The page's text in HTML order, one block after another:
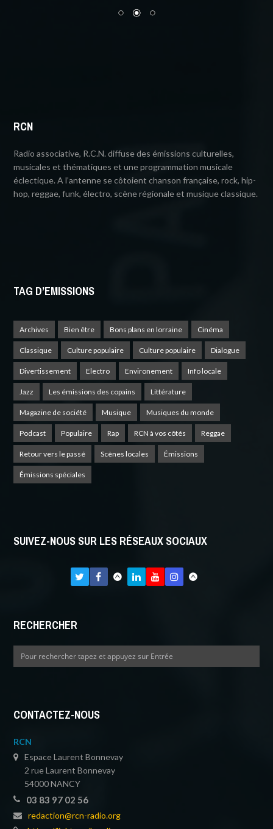
RCN
Radio associative, R.C.N. diffuse des émissions culturelles,
musicales et thématiques et une programmation musicale
éclectique. A l’antenne se côtoient chanson française, rock, hip-
hop, reggae, funk, électro, scène régionale et musique classique.
TAG D’EMISSIONS
Archives Bien être Bons plans en lorraine Cinéma
Classique Culture populaire Culture populaire Dialogue
Divertissement Electro Environement Info locale
Jazz Les émissions des copains Littérature
Magazine de société Musique Musiques du monde
Podcast Populaire Rap RCN à vos côtés Reggae
Retour vers le passé Scènes locales Émissions
Émissions spéciales
SUIVEZ-NOUS SUR LES RÉSEAUX SOCIAUX
RECHERCHER
CONTACTEZ-NOUS
RCN
Espace Laurent Bonnevay
2 rue Laurent Bonnevay
54000 NANCY
03 83 97 02 56
redaction@rcn-radio.org